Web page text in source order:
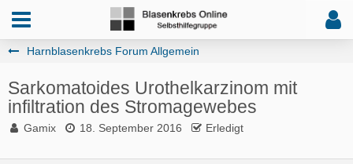
Harnblasenkrebs Forum Allgemein
Sarkomatoides Urothelkarzinom mit
infiltration des Stromagewebes
Gamix 18. September 2016 Erledigt